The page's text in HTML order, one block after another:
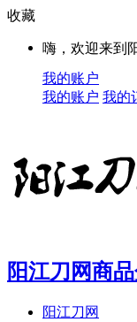
收藏
嗨，欢迎来到
我的账户
我的账户 我的
阳江刀网商
阳江刀网